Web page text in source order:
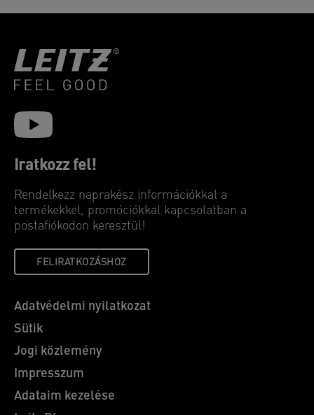
Iratkozz fel!
Rendelkezz naprakész információkkal a
termékekkel, promóciókkal kapcsolatban a
postafiókodon keresztül!
FELIRATKOZÁSHOZ
Adatvédelmi nyilatkozat
Sütik
Jogi közlemény
Impresszum
Adataim kezelése